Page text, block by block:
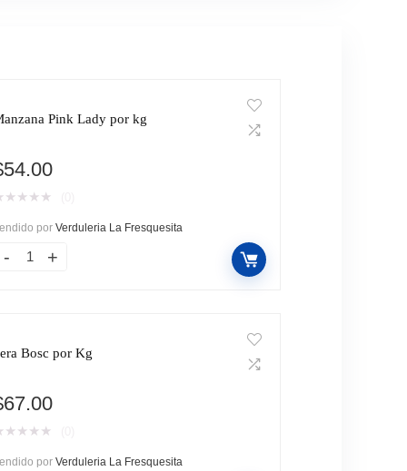
Pink Lady por kg
54.00
★ ★ ★ ★
por Verduleria La Fresquesita
Bosc por Kg
67.00
★ ★ ★ ★
por Verduleria La Fresquesita